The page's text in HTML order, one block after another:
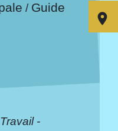
/ Guide
Travail -
room